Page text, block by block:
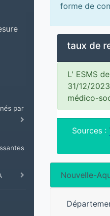
par
forme de
taux de
L' ESMS
31/12/
médico-
Sources :
Nouvelle-